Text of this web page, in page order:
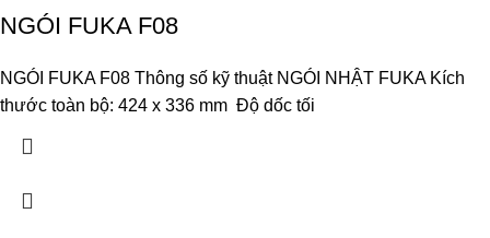
NGÓI FUKA F08
NGÓI FUKA F08 Thông số kỹ thuật NGÓI NHẬT FUKA Kích
thước toàn bộ: 424 x 336 mm Độ dốc tối